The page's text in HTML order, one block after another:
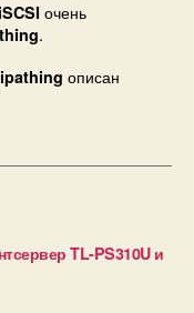
очень
.
описан
TL-PS310U и